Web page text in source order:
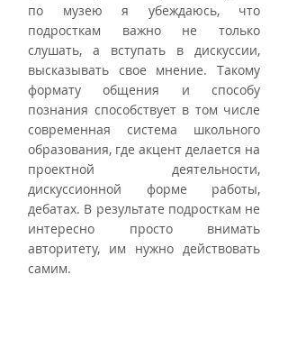
по музею я убеждаюсь, что
подросткам важно не только
слушать, а вступать в дискуссии,
высказывать свое мнение. Такому
формату общения и способу
познания способствует в том числе
современная система школьного
образования, где акцент делается на
проектной деятельности,
дискуссионной форме работы,
дебатах. В результате подросткам не
интересно просто внимать
авторитету, им нужно действовать
самим.